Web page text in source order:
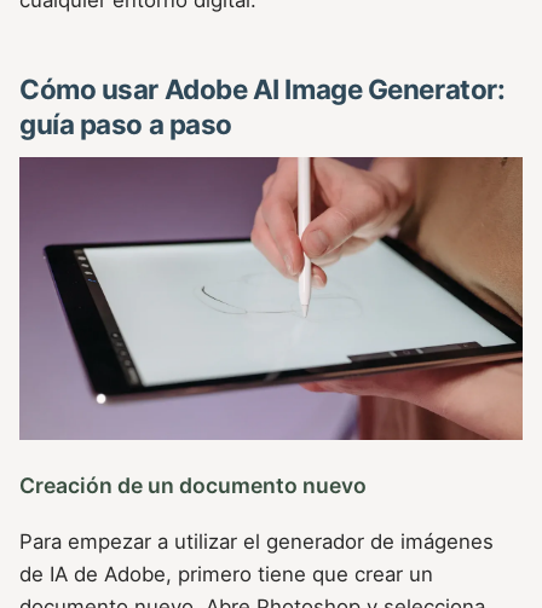
Cómo usar Adobe AI Image Generator:
guía paso a paso
Creación de un documento nuevo
Para empezar a utilizar el generador de imágenes
de IA de Adobe, primero tiene que crear un